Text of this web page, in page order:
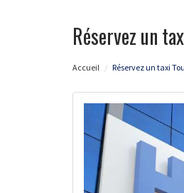
Réservez un
Accueil Réservez un taxi